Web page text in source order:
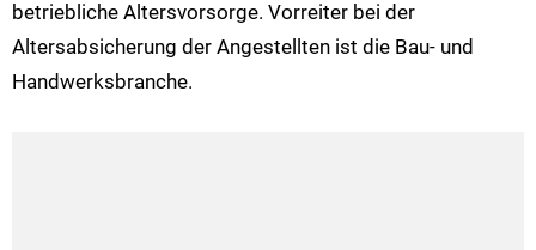
betriebliche Altersvorsorge. Vorreiter bei der
Altersabsicherung der Angestellten ist die Bau- und
Handwerksbranche.